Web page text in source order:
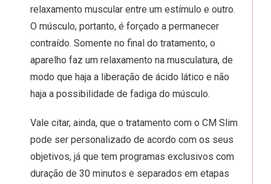
relaxamento muscular entre um estímulo e outro.
O músculo, portanto, é forçado a permanecer
contraído. Somente no final do tratamento, o
aparelho faz um relaxamento na musculatura, de
modo que haja a liberação de ácido lático e não
haja a possibilidade de fadiga do músculo.
Vale citar, ainda, que o tratamento com o CM Slim
pode ser personalizado de acordo com os seus
objetivos, já que tem programas exclusivos com
duração de 30 minutos e separados em etapas